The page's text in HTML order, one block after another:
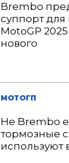
Brembo
суппорт для
MotoGP 2025
нового
МОТОГП
Не Brembo
тормозные
используют